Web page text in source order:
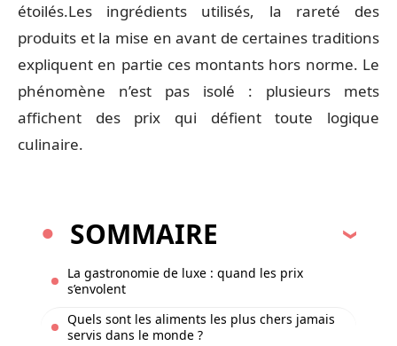
étoilés.Les ingrédients utilisés, la rareté des
produits et la mise en avant de certaines traditions
expliquent en partie ces montants hors norme. Le
phénomène n’est pas isolé : plusieurs mets
affichent des prix qui défient toute logique
culinaire.
SOMMAIRE
La gastronomie de luxe : quand les prix
s’envolent
Quels sont les aliments les plus chers jamais
servis dans le monde ?